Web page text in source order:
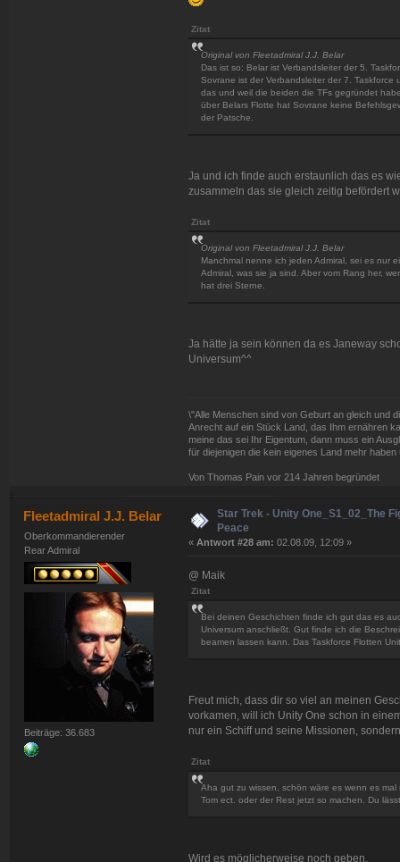
Zitat
Original von Fleetadmiral J.J. Belar
Das ist so: Belar ist Verbandsleiter der 5.
Sovrane ist der Verbandsleiter der 7. Taskforce
das und weil die beiden die TFs gegründet
über Belars Flotte hat Sovrane keine
der Patsche.
Ja und ich finde auch erstaunlich das es
zusammeln das sie gleich zeitig befördert
Zitat
Original von Fleetadmiral J.J. Belar
Manchmal nenne ich jeden Admiral, sei es nur
Admiral, was sie ja sind. Aber vom Rang her,
hat drei Sterne.
Ja hätte ja sein können da es Janeway
Universum^^
\"Alle Menschen sind von Geburt an gleich und
Anrecht auf ein Stück Land, das Ihm ernähren
meine das sei Ihr Eigentum, dann muss ein
für diejenigen die kein eigenes Land mehr
Von Thomas Pain vor 214 Jahren begründet
Fleetadmiral J.J. Belar
Oberkommandierender
Rear Admiral
Beiträge: 36.683
Star Trek - Unity One_S1_02_The
Peace
« Antwort #28 am: 02.08.09, 12:09 »
@ Maik
Zitat
Bei deinen Geschichten finde ich gut das es
Universum anschließt. Gut finde ich die
beamen lassen kann. Das Taskforce Flotten
Freut mich, dass dir so viel an meinen
vorkamen, will ich Unity One schon in
nur ein Schiff und seine Missionen,
Zitat
Aha gut zu wissen, schön wäre es wenn es
Tom ect. oder der Rest jetzt so machen. Du
Wird es möglicherweise noch geben.